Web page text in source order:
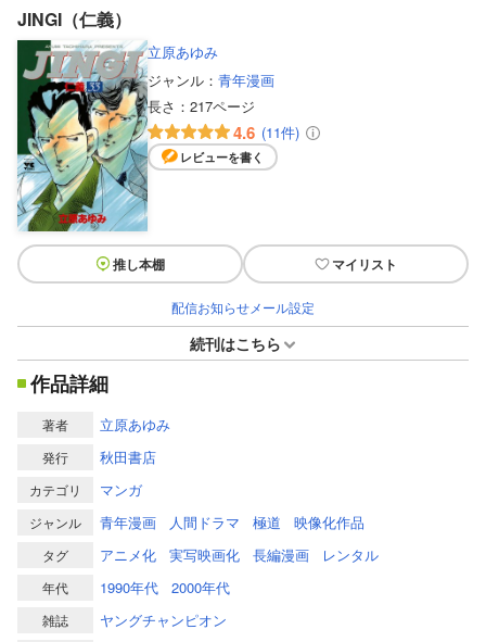
JINGI（仁義）
立原あゆみ
ジャンル： 青年漫画
長さ： 217ページ
4.6 (11件)
レビューを書く
推し本棚 マイリスト
配信お知らせメール設定
続刊はこちら
作品詳細
著者 立原あゆみ
発行 秋田書店
カテゴリ マンガ
ジャンル 青年漫画 人間ドラマ 極道 映像化作品
タグ アニメ化 実写映画化 長編漫画 レンタル
年代 1990年代 2000年代
雑誌 ヤングチャンピオン